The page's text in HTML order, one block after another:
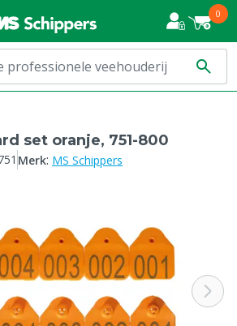
0
set oranje, 751-800
Merk: MS Schippers